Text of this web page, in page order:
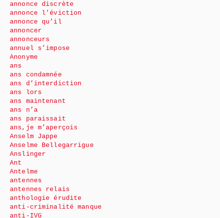
annonce discrète
annonce l’éviction
annonce qu’il
annoncer
annonceurs
annuel s’impose
Anonyme
ans
ans condamnée
ans d’interdiction
ans lors
ans maintenant
ans n’a
ans paraissait
ans,je m’aperçois
Anselm Jappe
Anselme Bellegarrigue
Anslinger
Ant
Antelme
antennes
antennes relais
anthologie érudite
anti-criminalité manque
anti-IVG